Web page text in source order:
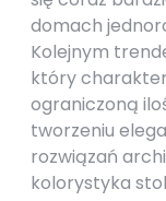
domach
Kolejnym
który
ograniczoną
tworzeniu
rozwiązań
kolorystyka